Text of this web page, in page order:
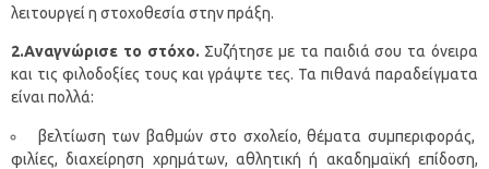
λειτουργεί η στοχοθεσία στην πράξη.
2.Αναγνώρισε το στόχο. Συζήτησε με τα παιδιά σου τα όνειρα
και τις φιλοδοξίες τους και γράψτε τες. Τα πιθανά παραδείγματα
είναι πολλά:
βελτίωση των βαθμών στο σχολείο, θέματα συμπεριφοράς,
φιλίες, διαχείρηση χρημάτων, αθλητική ή ακαδημαϊκή επίδοση,